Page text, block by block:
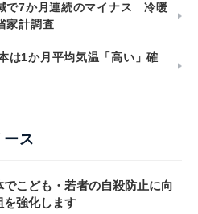
で7か月連続のマイナス 冷暖
家計調査
1か月平均気温「高い」確
ス
でこども・若者の自殺防止に向
を強化します